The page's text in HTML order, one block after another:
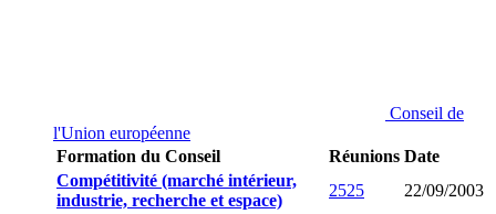
Conseil de
l'Union européenne
Formation du Conseil
Réunions Date
Compétitivité (marché intérieur,
industrie, recherche et espace)
2525
22/09/2003